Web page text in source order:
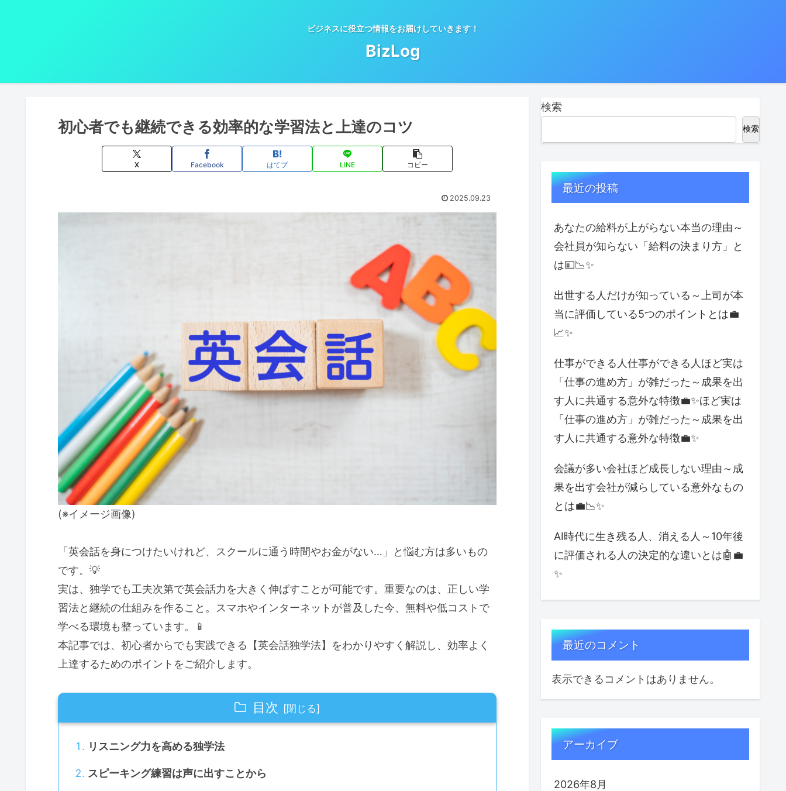
ビジネスに役立つ情報をお届けしていきます！
BizLog
初心者でも継続できる効率的な学習法と上達のコツ
X Facebook はてブ LINE コピー
2025.09.23
(※イメージ画像)
「英会話を身につけたいけれど、スクールに通う時間やお金がない…」と悩む方は多いもの
です。💡
実は、独学でも工夫次第で英会話力を大きく伸ばすことが可能です。重要なのは、正しい学
習法と継続の仕組みを作ること。スマホやインターネットが普及した今、無料や低コストで
学べる環境も整っています。📱
本記事では、初心者からでも実践できる【英会話独学法】をわかりやすく解説し、効率よく
上達するためのポイントをご紹介します。
目次
リスニング力を高める独学法
スピーキング練習は声に出すことから
検索
検索
最近の投稿
あなたの給料が上がらない本当の理由～
会社員が知らない「給料の決まり方」と
は💴📉✨
出世する人だけが知っている～上司が本
当に評価している5つのポイントとは💼
📈✨
仕事ができる人仕事ができる人ほど実は
「仕事の進め方」が雑だった～成果を出
す人に共通する意外な特徴💼✨ほど実は
「仕事の進め方」が雑だった～成果を出
す人に共通する意外な特徴💼✨
会議が多い会社ほど成長しない理由～成
果を出す会社が減らしている意外なもの
とは💼📉✨
AI時代に生き残る人、消える人～10年後
に評価される人の決定的な違いとは🤖💼
✨
最近のコメント
表示できるコメントはありません。
アーカイブ
2026年8月